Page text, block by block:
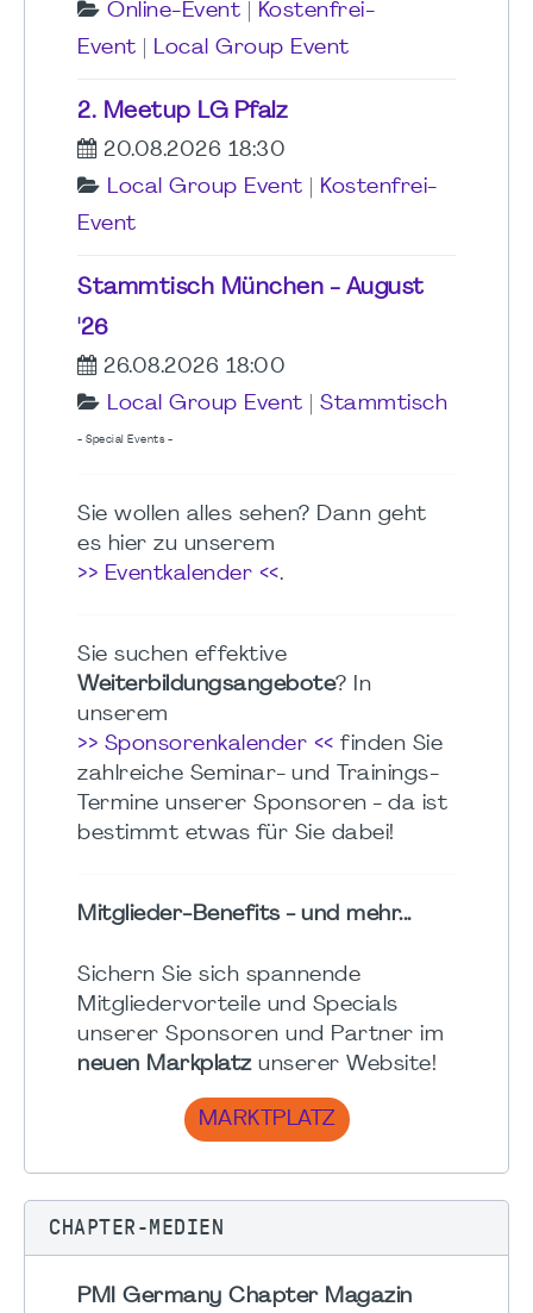
Online-Event
Kostenfrei-
Event
Local Group Event
2. Meetup LG Pfalz
20.08.2026 18:30
Local Group Event
Kostenfrei-
Event
Stammtisch München - August
'26
26.08.2026 18:00
Local Group Event
Stammtisch
- Special Events -
Sie wollen alles sehen? Dann geht
es hier zu unserem
>> Eventkalender <<.
Sie suchen effektive
Weiterbildungsangebote? In
unserem
>> Sponsorenkalender << finden Sie
zahlreiche Seminar- und Trainings-
Termine unserer Sponsoren - da ist
bestimmt etwas für Sie dabei!
Mitglieder-Benefits - und mehr...
Sichern Sie sich spannende
Mitgliedervorteile und Specials
unserer Sponsoren und Partner im
neuen Markplatzunserer Website!
MARKTPLATZ
CHAPTER-MEDIEN
PMI Germany Chapter Magazin